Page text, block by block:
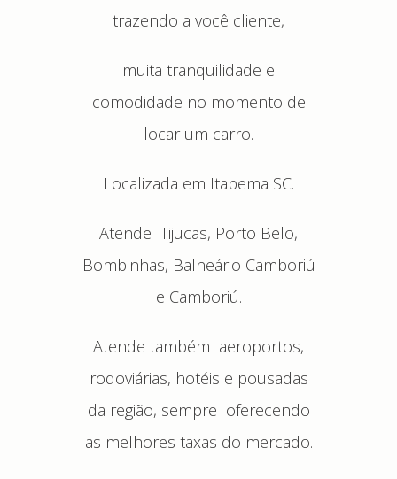
trazendo a você cliente,
muita tranquilidade e
comodidade no momento de
locar um carro.
Localizada em Itapema SC.
Atende Tijucas, Porto Belo,
Bombinhas, Balneário Camboriú
e Camboriú.
Atende também aeroportos,
rodoviárias, hotéis e pousadas
da região, sempre oferecendo
as melhores taxas do mercado.